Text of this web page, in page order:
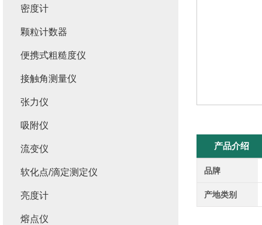
产品介绍
品牌
产地类别
密度计
颗粒计数器
便携式粗糙度仪
接触角测量仪
张力仪
吸附仪
流变仪
软化点/滴定测定仪
亮度计
熔点仪